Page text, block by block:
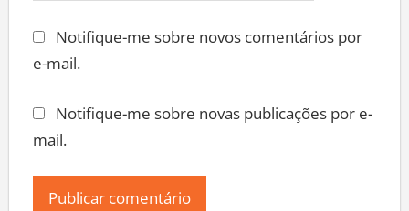
Notifique-me sobre novos comentários por
e-mail.
Notifique-me sobre novas publicações por e-
mail.